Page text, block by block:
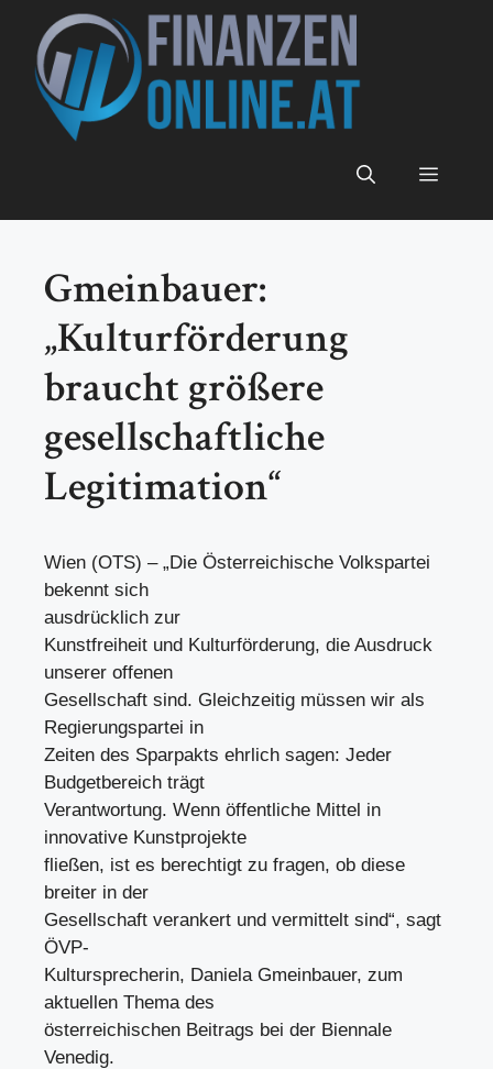
Inhalt
springen
Menü
Gmeinbauer:
„Kulturförderung
braucht größere
gesellschaftliche
Legitimation“
Wien (OTS) – „Die Österreichische Volkspartei
bekennt sich
ausdrücklich zur
Kunstfreiheit und Kulturförderung, die Ausdruck
unserer offenen
Gesellschaft sind. Gleichzeitig müssen wir als
Regierungspartei in
Zeiten des Sparpakts ehrlich sagen: Jeder
Budgetbereich trägt
Verantwortung. Wenn öffentliche Mittel in
innovative Kunstprojekte
fließen, ist es berechtigt zu fragen, ob diese
breiter in der
Gesellschaft verankert und vermittelt sind“, sagt
ÖVP-
Kultursprecherin, Daniela Gmeinbauer, zum
aktuellen Thema des
österreichischen Beitrags bei der Biennale
Venedig.